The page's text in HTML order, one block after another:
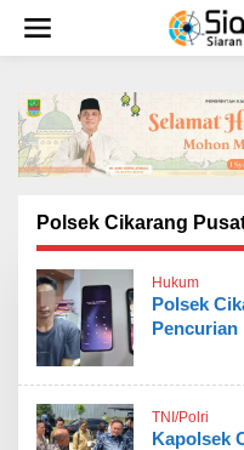
w
Polsek Cikarang
Hukum
Polsek
Pencurian
TNI/Polri
Kapolsek